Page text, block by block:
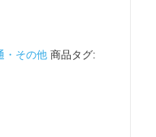
・その他 商品タグ: